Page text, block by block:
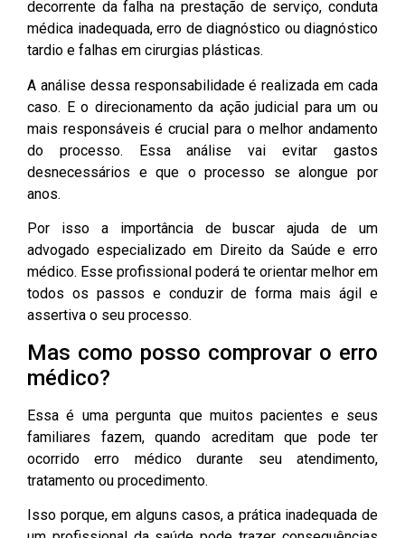
decorrente da falha na prestação de serviço, conduta
médica inadequada, erro de diagnóstico ou diagnóstico
tardio e falhas em cirurgias plásticas.
A análise dessa responsabilidade é realizada em cada
caso. E o direcionamento da ação judicial para um ou
mais responsáveis é crucial para o melhor andamento
do processo. Essa análise vai evitar gastos
desnecessários e que o processo se alongue por
anos.
Por isso a importância de buscar ajuda de um
advogado especializado em Direito da Saúde e erro
médico. Esse profissional poderá te orientar melhor em
todos os passos e conduzir de forma mais ágil e
assertiva o seu processo.
Mas como posso comprovar o erro
médico?
Essa é uma pergunta que muitos pacientes e seus
familiares fazem, quando acreditam que pode ter
ocorrido erro médico durante seu atendimento,
tratamento ou procedimento.
Isso porque, em alguns casos, a prática inadequada de